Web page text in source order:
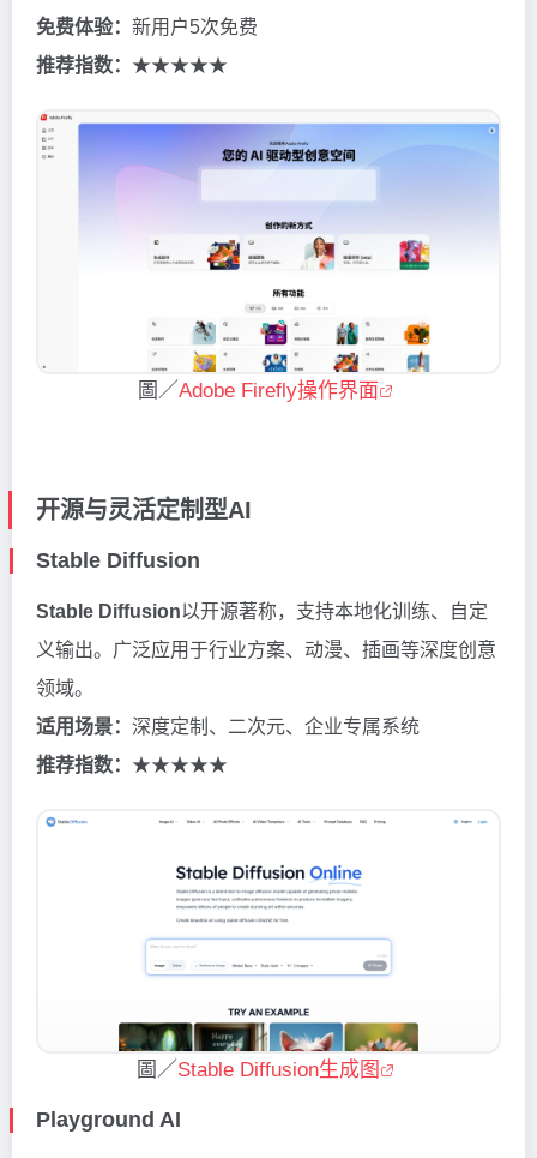
免费体验： 新用户5次免费
推荐指数： ★★★★★
圖／Adobe Firefly操作界面
开源与灵活定制型AI
Stable Diffusion
Stable Diffusion以开源著称，支持本地化训练、自定
义输出。广泛应用于行业方案、动漫、插画等深度创意
领域。
适用场景： 深度定制、二次元、企业专属系统
推荐指数： ★★★★★
圖／Stable Diffusion生成图
Playground AI